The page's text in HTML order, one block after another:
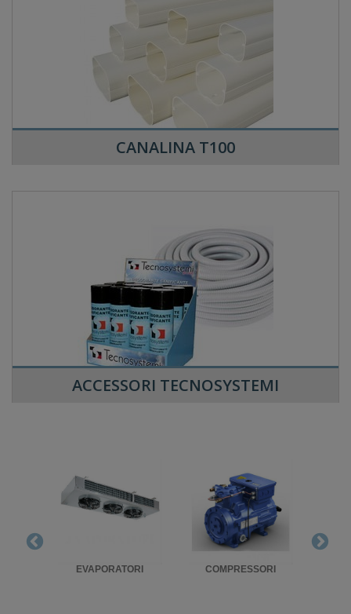
CANALINA T100
ACCESSORI TECNOSYSTEMI
EVAPORATORI COMPRESSORI